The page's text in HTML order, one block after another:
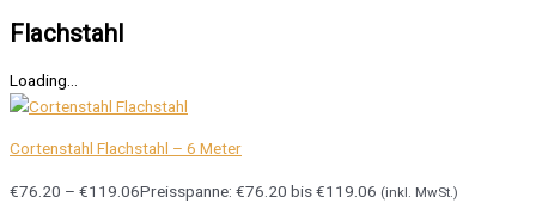
Flachstahl
Loading...
Cortenstahl Flachstahl – 6 Meter
€76.20 – €119.06Preisspanne: €76.20 bis €119.06 (inkl. MwSt.)